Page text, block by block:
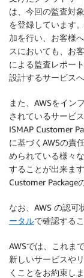
は、今回の監査対
を登録しています
加を行い、お客様
スにおいても、お
による監査レポー
設計するサービス
また、AWSをイン
されているサービ
ISMAP Customer
に基づくAWSの責
められている様々
することが出来ま
Customer Package
なお、AWS の認可
ータルで確認する
AWSでは、これま
新しいサービスや
くことをお約束し